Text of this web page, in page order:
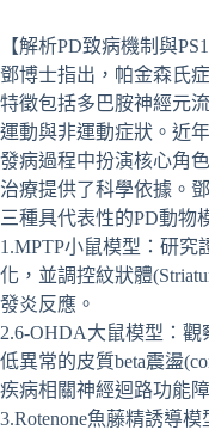
【解析PD致病機制與
鄧博士指出，帕金森氏
特徵包括多巴胺神經元
運動與非運動症狀。近
發病過程中扮演核心角
治療提供了科學依據。
三種具代表性的PD動物
1.MPTP小鼠模型：研究
化，並調控紋狀體
發炎反應。
2.6-OHDA大鼠模型：觀
低異常的皮質beta震盪
疾病相關神經迴路功能
3.Rotenone魚藤精誘導